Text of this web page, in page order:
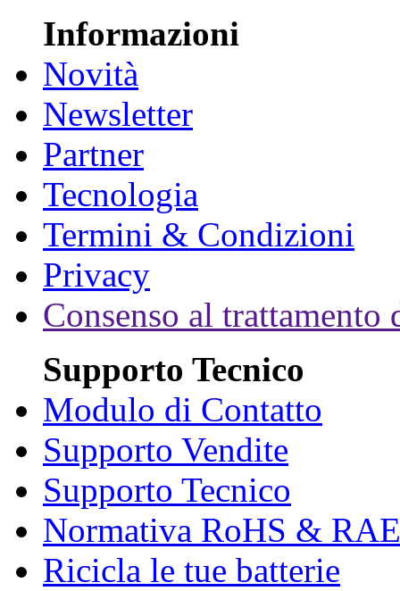
Informazioni
Novità
Newsletter
Partner
Tecnologia
Termini & Condizioni
Privacy
Consenso al trattamento
Supporto Tecnico
Modulo di Contatto
Supporto Vendite
Supporto Tecnico
Normativa RoHS &
Ricicla le tue batterie